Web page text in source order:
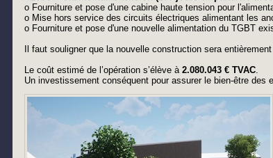
o Fourniture et pose d'une cabine haute tension pour
o Mise hors service des circuits électriques alimentant les
o Fourniture et pose d'une nouvelle alimentation du TGBT
Il faut souligner que la nouvelle construction sera
Le coût estimé de l’opération s’élève à 2.080.043 € TVAC.
Un investissement conséquent pour assurer le bien-être des